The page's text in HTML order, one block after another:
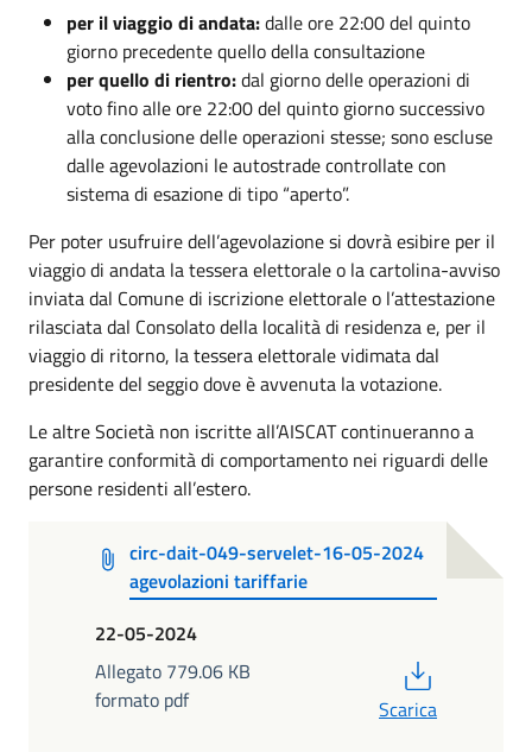
per il viaggio di andata:dalle ore 22:00 del quinto
giorno precedente quello della consultazione
per quello di rientro:dal giorno delle operazioni di
voto fino alle ore 22:00 del quinto giorno successivo
alla conclusione delle operazioni stesse; sono escluse
dalle agevolazioni le autostrade controllate con
sistema di esazione di tipo “aperto”.
Per poter usufruire dell’agevolazione si dovrà esibire per il
viaggio di andata la tessera elettorale o la cartolina-avviso
inviata dal Comune di iscrizione elettorale o l’attestazione
rilasciata dal Consolato della località di residenza e, per il
viaggio di ritorno, la tessera elettorale vidimata dal
presidente del seggio dove è avvenuta la votazione.
Le altre Società non iscritte all’AISCAT continueranno a
garantire conformità di comportamento nei riguardi delle
persone residenti all’estero.
circ-dait-049-servelet-16-05-2024
agevolazioni tariffarie
22-05-2024
Allegato 779.06 KB
formato pdf
Scarica